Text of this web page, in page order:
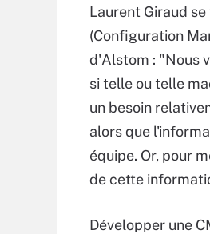
Laurent Giraud
(Configuration
d'Alstom : "Nous
si telle ou telle
un besoin
alors que
équipe. Or, pour
de cette
Développer une